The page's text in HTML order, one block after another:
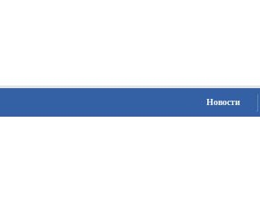
Новости